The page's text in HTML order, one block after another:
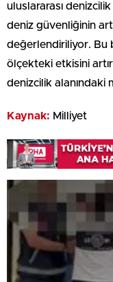
uluslararası
deniz güvenliğinin
değerlendiriliyor. Bu
ölçekteki etkisini
denizcilik alanındaki
Kaynak: Milliyet